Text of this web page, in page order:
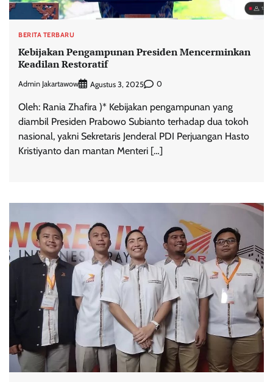
BERITA TERBARU
Kebijakan Pengampunan Presiden Mencerminkan
Keadilan Restoratif
Admin Jakartawow Agustus 3, 2025 0
Oleh: Rania Zhafira )* Kebijakan pengampunan yang
diambil Presiden Prabowo Subianto terhadap dua tokoh
nasional, yakni Sekretaris Jenderal PDI Perjuangan Hasto
Kristiyanto dan mantan Menteri […]